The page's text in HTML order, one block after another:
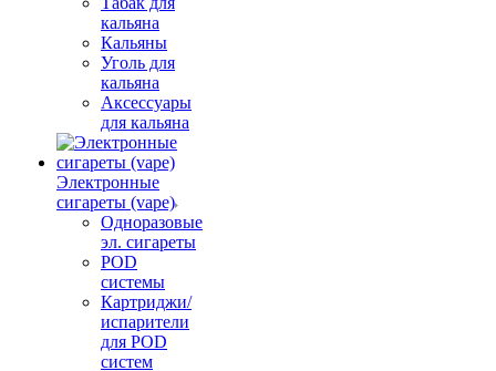
кальяна
Кальяны
Уголь для
кальяна
Аксессуары
для кальяна
Электронные
сигареты (vape)
Одноразовые
эл. сигареты
POD
системы
Картриджи/
испарители
для POD
систем